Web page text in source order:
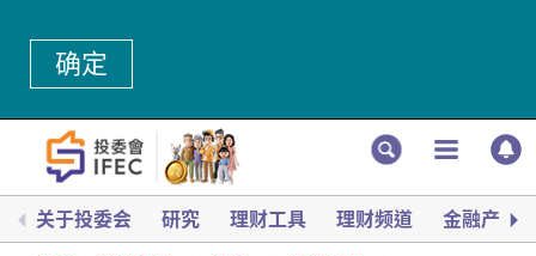
确定
关于投委会 研究 理财工具 理财频道 金融产品